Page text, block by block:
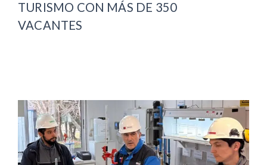
TURISMO CON MÁS DE 350
VACANTES